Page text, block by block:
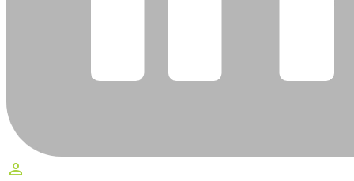
perm_identity